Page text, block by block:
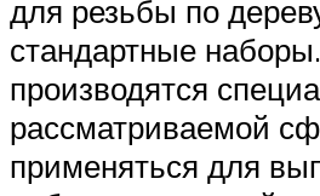
для резьбы по
стандартные
производятся
рассматриваемой
применяться для